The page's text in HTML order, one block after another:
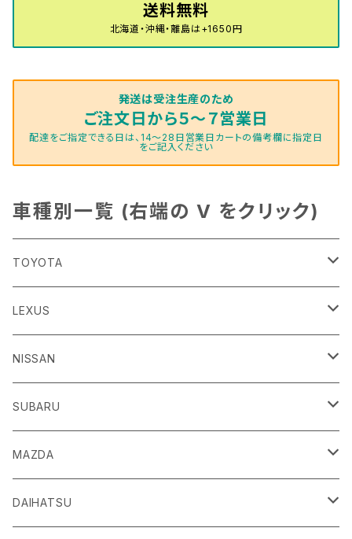
送料無料
北海道・沖縄・離島は+1650円
発送は受注生産のため
ご注文日から５～７営業日
配達をご指定できる日は、14～28日営業日カートの備考欄に指定日
をご記入ください
車種別一覧 (右端の V をクリック)
TOYOTA
86
H24/4～R3/8 ZN6
GR86
R3/10～ ZN8
ｂＢ
H17/12～H28/8 20系
ｂZ４X
R4/5~ XEAM10/11/15・YEAM15
Ｃ-ＨＲ
LEXUS
ＣＴ
H23/1～R4/11
ＥＳ
H30/10～
ＧＳ
H24/1～R2/7
ＨＳ
NISSAN
ＡＤ
H18/12～ Y12
ＧＴ－Ｒ
H19/12～ R35
ＮＴ１００クリッパートラック
SUBARU
ＢＲＺ
H24/3～R3/8 ZC6
ＷＲＸ Ｓ４/ＳＴＩ
MAZDA
ＣＸ－３
DAIHATSU